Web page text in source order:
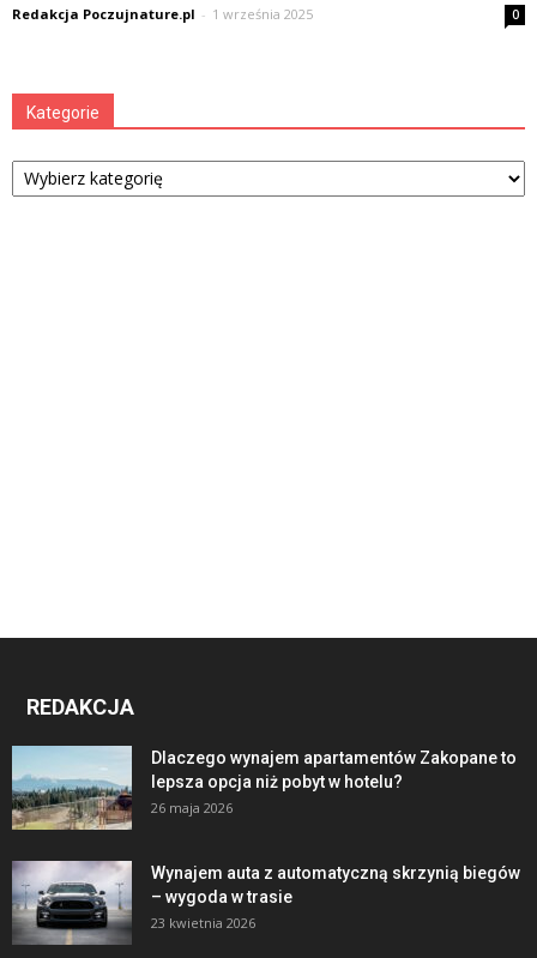
Redakcja Poczujnature.pl - 1 września 2025 0
Kategorie
Kategorie
REDAKCJA
Dlaczego wynajem apartamentów Zakopane to
lepsza opcja niż pobyt w hotelu?
26 maja 2026
Wynajem auta z automatyczną skrzynią biegów
– wygoda w trasie
23 kwietnia 2026